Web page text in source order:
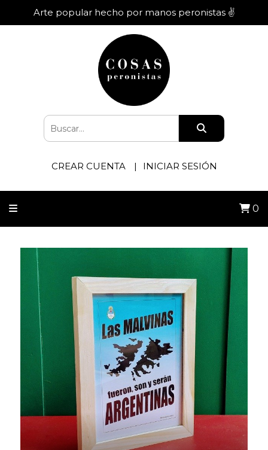
Arte popular hecho por manos peronistas ✌️
CREAR CUENTA INICIAR SESIÓN
0